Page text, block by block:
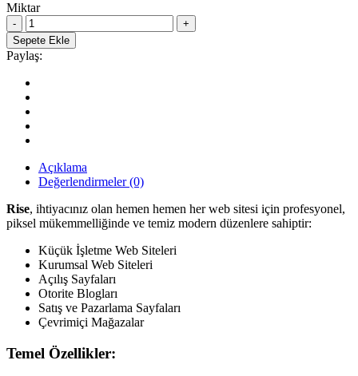
Miktar
Rise
–
WordPress
Kurumsal
&
Danışmanlık
Teması
quantity
Sepete Ekle
Paylaş:
Açıklama
Değerlendirmeler (0)
Rise, ihtiyacınız olan hemen hemen her web sitesi için profesyonel,
piksel mükemmelliğinde ve temiz modern düzenlere sahiptir:
Küçük İşletme Web Siteleri
Kurumsal Web Siteleri
Açılış Sayfaları
Otorite Blogları
Satış ve Pazarlama Sayfaları
Çevrimiçi Mağazalar
Temel Özellikler: